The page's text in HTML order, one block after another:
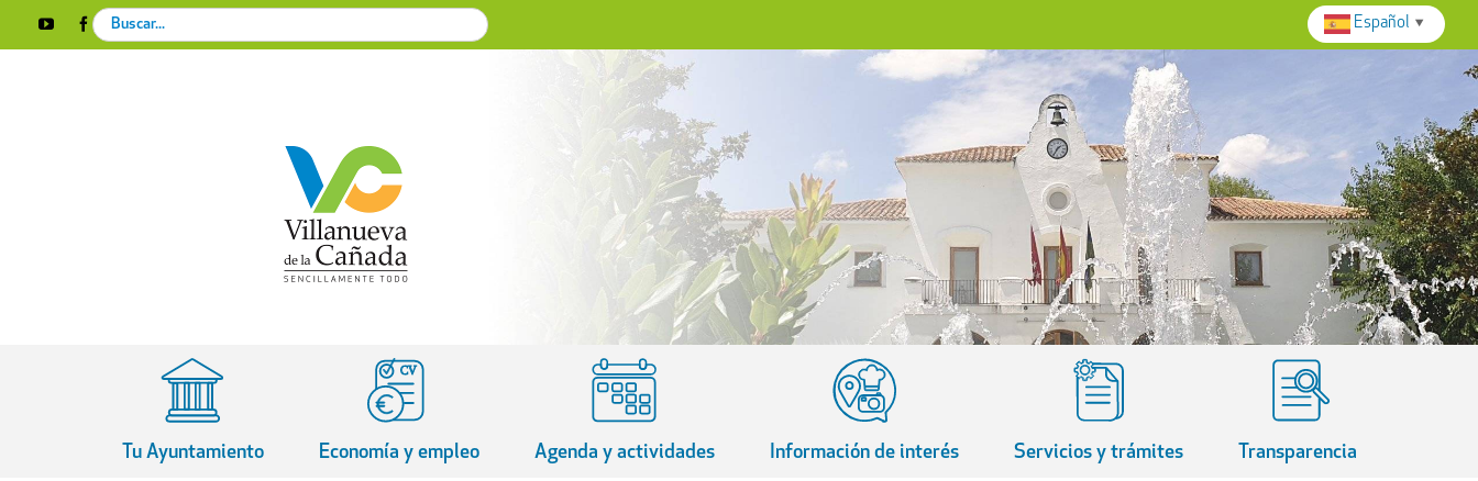
YouTubeFacebookInstagram
X
Search
for:
Tu Ayuntamiento Economía y empleo Agenda y actividades Información de interés Servicios y trámites Transparencia
Español ▼